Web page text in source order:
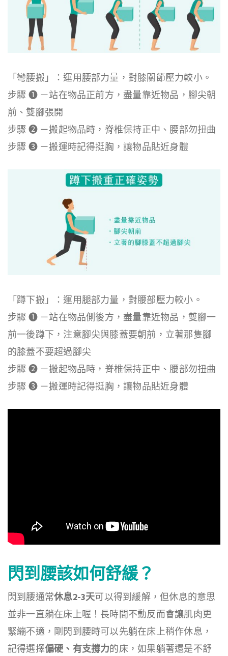
「彎腰搬」：運用腰部力量，對膝關節壓力較小。
步驟 ❶ －站在物品正前方，盡量靠近物品，腳尖朝
前、雙腳張開
步驟 ❷ －搬起物品時，脊椎保持正中、腰部勿扭曲
步驟 ❸ －搬運時記得挺胸，讓物品貼近身體
「蹲下搬」：運用腿部力量，對腰部壓力較小。
步驟 ❶ －站在物品側後方，盡量靠近物品，雙腳一
前一後蹲下，注意腳尖與膝蓋要朝前，立著那隻腳
的膝蓋不要超過腳尖
步驟 ❷ －搬起物品時，脊椎保持正中、腰部勿扭曲
步驟 ❸ －搬運時記得挺胸，讓物品貼近身體
閃到腰該如何舒緩？
閃到腰通常休息2-3天可以得到緩解，但休息的意思
並非一直躺在床上喔！長時間不動反而會讓肌肉更
緊繃不適，剛閃到腰時可以先躺在床上稍作休息，
記得選擇偏硬、有支撐力的床，如果躺著還是不舒